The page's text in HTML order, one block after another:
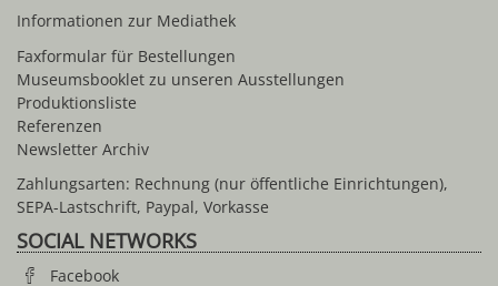
Informationen zur Mediathek
Faxformular für Bestellungen
Museumsbooklet zu unseren Ausstellungen
Produktionsliste
Referenzen
Newsletter Archiv
Zahlungsarten: Rechnung (nur öffentliche Einrichtungen),
SEPA-Lastschrift, Paypal, Vorkasse
SOCIAL NETWORKS
Facebook